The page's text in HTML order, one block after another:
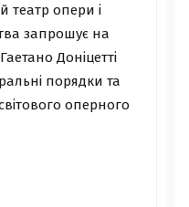
театр опери і
запрошує на
Доніцетті
порядки та
оперного